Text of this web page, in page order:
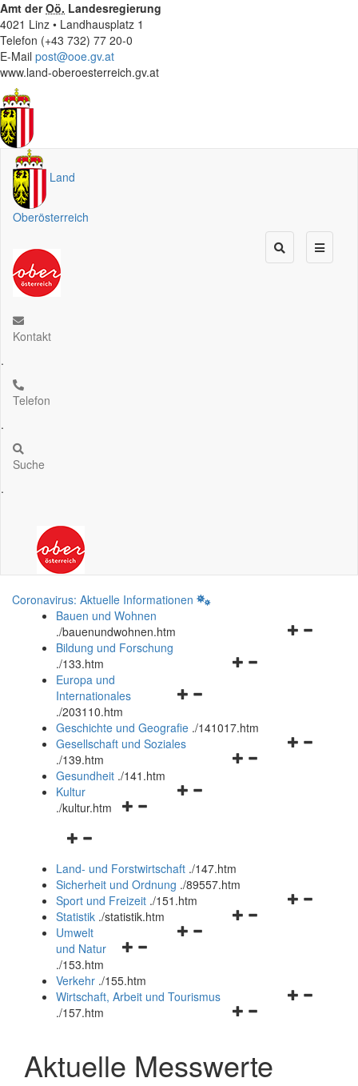
Amt derOö. Landesregierung
4021 Linz • Landhausplatz 1
Telefon (+43 732) 77 20-0
E-Mail post@ooe.gv.at
www.land-oberoesterreich.gv.at
Land
Oberösterreich
Kontakt
.
Telefon
.
Suche
.
Coronavirus: Aktuelle Informationen
Bauen und Wohnen
./bauenundwohnen.htm
Navigationsmenü
Bildung und Forschung
./133.htm
Navigationsmenü
und
schließen
Europa und
Internationales
./203110.htm
Geschichte und Geografie ./141017.htm
Navigationsmenü
Gesellschaft und Soziales
./139.htm
Navigationsmenü
Gesundheit ./141.htm
Navigationsmenü
Kultur
./kultur.htm
Navigationsmenü
und
schließen
Land- und Forstwirtschaft ./147.htm
Sicherheit und Ordnung ./89557.htm
Navigationsmenü
Sport und Freizeit ./151.htm
Navigationsmenü
Statistik ./statistik.htm
Navigationsmenü
und
schließen
Umwelt
und Natur
./153.htm
Verkehr ./155.htm
Navigationsmenü
schließen
Wirtschaft, Arbeit und Tourismus
./157.htm
Aktuelle Messwerte